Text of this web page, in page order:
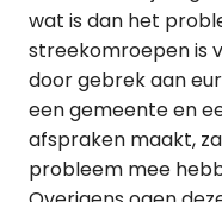
wat is dan het
streekomroepen is
door gebrek aan
een gemeente en
afspraken maakt,
probleem mee